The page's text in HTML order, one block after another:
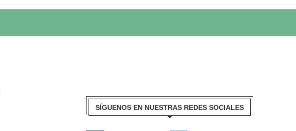
SÍGUENOS EN NUESTRAS REDES SOCIALES